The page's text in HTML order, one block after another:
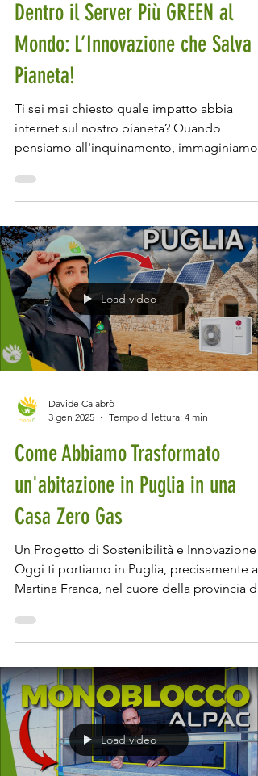
Davide Calabrò
7 feb 2025
Tempo di lettura: 4 min
Dentro il Server Più GREEN al
Mondo: L’Innovazione che Salva il
Pianeta!
Ti sei mai chiesto quale impatto abbia
internet sul nostro pianeta? Quando
pieni di plastica. Ma c’è un’altra forma di
inquinamento, invisibile e sottovalutata:
quella digitale. Internet, con la sua
apparente leggerezza, ha un impatto
ambientale colossale. Ogni ricerca su
Google, ogni video in streaming, ogni
che inviamo consuma energia, e questa
energia ha un costo in termini di emission
Load video
Davide Calabrò
3 gen 2025
Tempo di lettura: 4 min
Come Abbiamo Trasformato
un'abitazione in Puglia in una
Casa Zero Gas
Un Progetto di Sostenibilità e Innovazione
Oggi ti portiamo in Puglia, precisamente a